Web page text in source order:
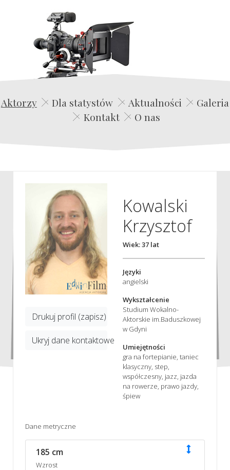
Edwin Film Agencja Aktorska
Aktorzy Dla statystów Aktualności
Galeria
Kontakt
O nas
Drukuj profil (zapisz)
Ukryj dane kontaktowe
Kowalski
Krzysztof
Wiek: 37 lat
Języki
angielski
Wykształcenie
Studium Wokalno-
Aktorskie im.Baduszkowej
w Gdyni
Umiejętności
gra na fortepianie, taniec
klasyczny, step,
współczesny, jazz, jazda
na rowerze, prawo jazdy,
śpiew
Dane metryczne
185 cm
Wzrost